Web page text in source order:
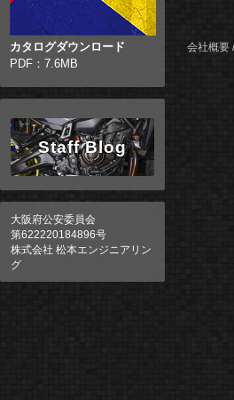
カタログダウンロード
PDF：7.6MB
Staff Blog
大阪府公安委員会
第622220184896号
株式会社 松本エンジニアリン
グ
会社概要